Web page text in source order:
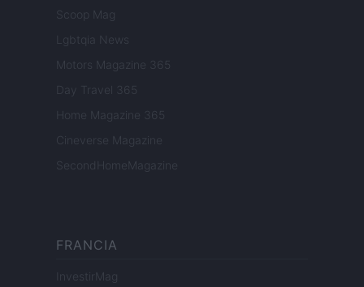
Scoop Mag
Lgbtqia News
Motors Magazine 365
Day Travel 365
Home Magazine 365
Cineverse Magazine
SecondHomeMagazine
FRANCIA
InvestirMag